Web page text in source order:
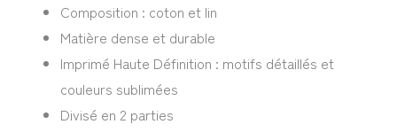
Composition : coton et lin
Matière dense et durable
Imprimé Haute Définition : motifs détaillés et
couleurs sublimées
Divisé en 2 parties